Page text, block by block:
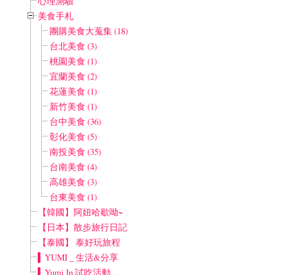
美食手札
團購美食大蒐集 (18)
台北美食 (3)
桃園美食 (1)
宜蘭美食 (2)
花蓮美食 (1)
新竹美食 (1)
台中美食 (36)
彰化美食 (5)
南投美食 (35)
台南美食 (4)
高雄美食 (3)
台東美食 (1)
【韓國】阿妞哈歇呦~
【日本】散步旅行日記
【泰國】 泰好玩旅程
▍YUMI _ 生活&分享
▍Yumi In 試吃活動...